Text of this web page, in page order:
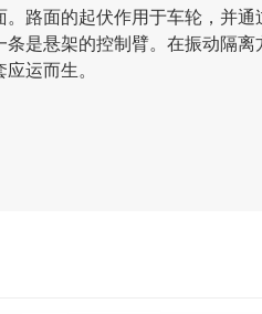
路面的起伏作用于车轮，并
是悬架的控制臂。在振动隔
运而生。